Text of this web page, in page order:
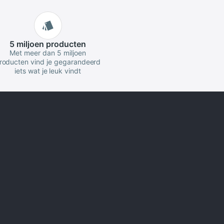
5 miljoen producten
Met meer dan 5 miljoen
vind je gegarandeerd
iets wat je leuk vindt